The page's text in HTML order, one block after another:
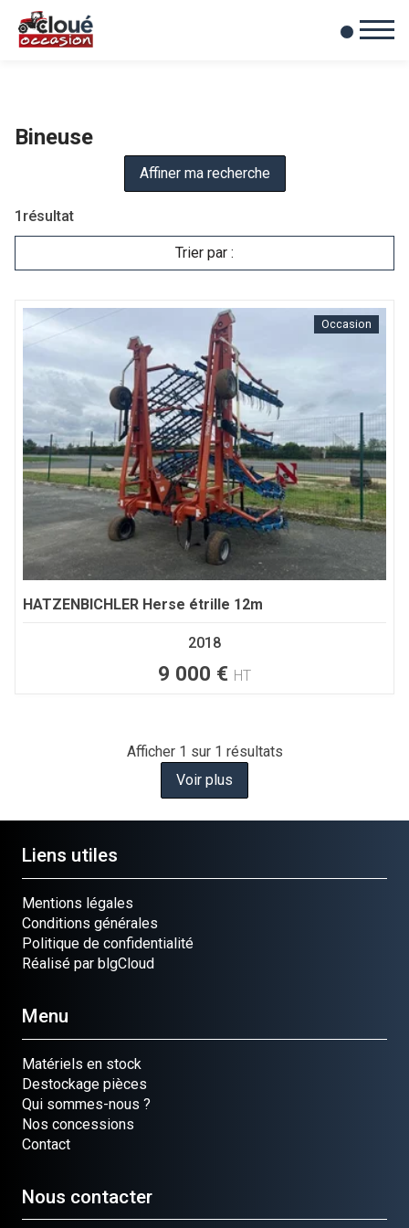
Mes favoris
0
Bineuse
1 résultat
Trier par :
Affiner ma recherche
Occasion
HATZENBICHLER Herse étrille 12m
2018
9 000 € HT
Afficher 1 sur 1 résultats
Voir plus
Liens utiles
Mentions légales
Conditions générales
Politique de confidentialité
Réalisé par blgCloud
Menu
Matériels en stock
Destockage pièces
Qui sommes-nous ?
Nos concessions
Contact
Nous contacter